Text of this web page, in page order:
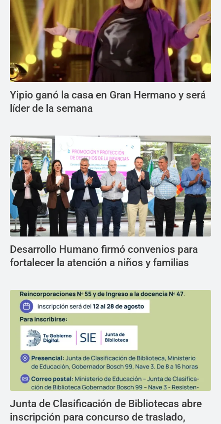
Yipio ganó la casa en Gran Hermano y será
líder de la semana
Desarrollo Humano firmó convenios para
fortalecer la atención a niños y familias
Junta de Clasificación de Bibliotecas abre
inscripción para concurso de traslado,